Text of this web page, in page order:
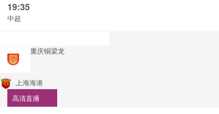
19:35
中超
重庆铜梁龙
上海海港
高清直播